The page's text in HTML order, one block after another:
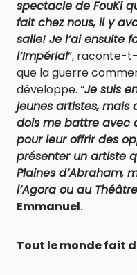
spectacle de FouKi
fait chez nous, il y
salle! Je l’ai ensuite
l’Impérial”, raconte-
que la guerre
développe. “Je suis
jeunes artistes, mais
dois me battre avec
pour leur offrir des
présenter un artiste
Plaines d’Abraham,
l’Agora ou au
Emmanuel.
Tout le monde fait